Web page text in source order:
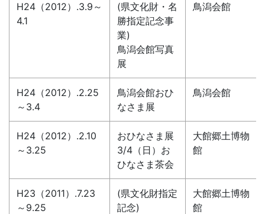
H24（2012）.3.9～
4.1
(県文化財・名
勝指定記念事
業)
鳥潟会館写真
展
鳥潟会館
H24（2012）.2.25
～3.4
鳥潟会館おひ
なさま展
鳥潟会館
H24（2012）.2.10
～3.25
おひなさま展
3/4（日）お
ひなさま茶会
大館郷土博物
館
H23（2011）.7.23
～9.25
(県文化財指定
記念)
大館郷土博物
館